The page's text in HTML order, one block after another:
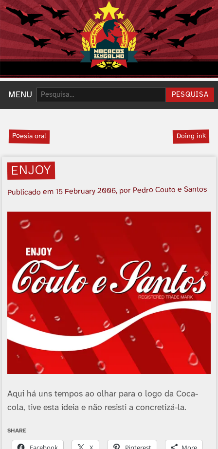
MENU Pesquisar: PESQUISA
Poesia oral Doing ink
ENJOY
Publicado em15 February 2006, por Pedro Couto e Santos
Aqui há uns tempos ao olhar para o logo da Coca-
cola, tive esta ideia e não resisti a concretizá-la.
SHARE